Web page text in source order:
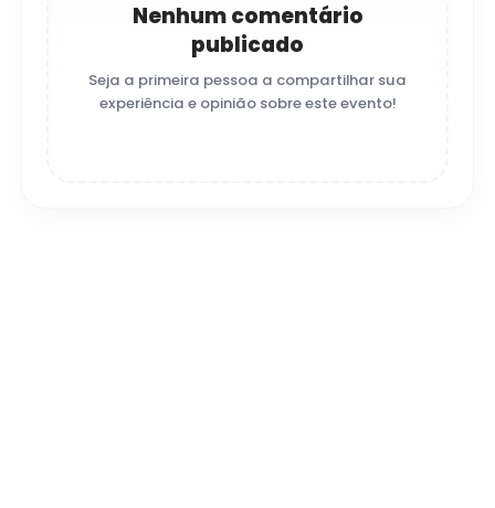
Nenhum comentário
publicado
Seja a primeira pessoa a compartilhar sua
experiência e opinião sobre este evento!